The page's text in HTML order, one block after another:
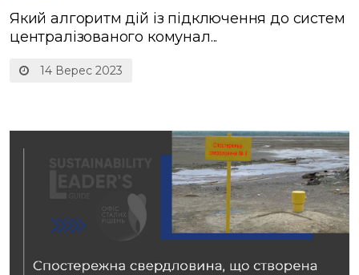
14 Верес 2023
Який алгоритм дій із підключення до систем
централізованого комунал...